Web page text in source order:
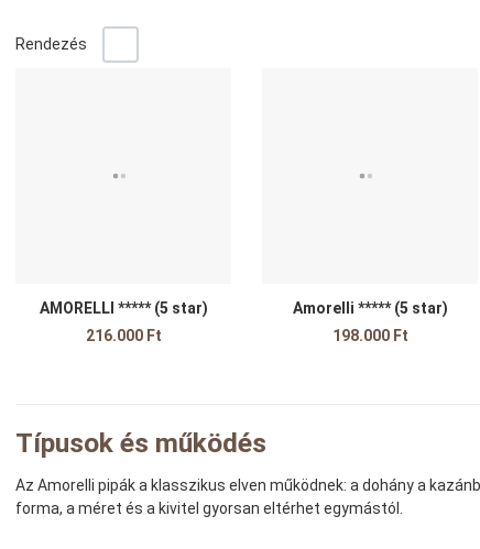
Rendezés
AMORELLI ***** (5 star)
216.000 Ft
Amorelli ***** (5 star)
198.000 Ft
Típusok és működés
Az Amorelli pipák a klasszikus elven működnek: a dohány a
forma, a méret és a kivitel gyorsan eltérhet egymástól.